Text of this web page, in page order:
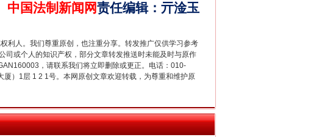
中国法制新闻网责任编辑： 亓淦玉
利人。我们尊重原创，也注重分享。转发推广仅供学习参考
司或个人的知识产权，部分文章转发推送时未能及时与原作
，请联系我们将立即删除或更正。电话：010-
）1层 1 2 1号。本网原创文章欢迎转载，为尊重和维护原
新中国诞生的见证